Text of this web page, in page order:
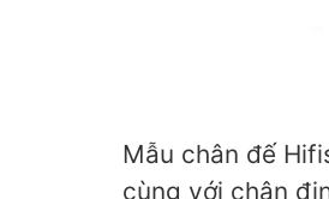
Mẫu chân đế
cùng với chân